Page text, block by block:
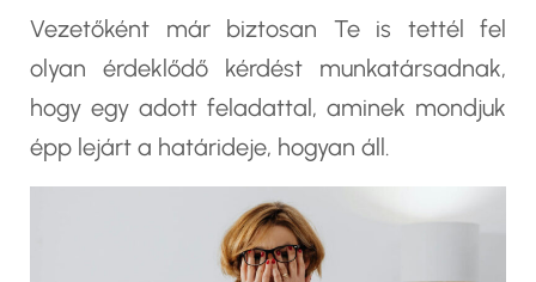
Vezetőként már biztosan Te is tettél fel
olyan érdeklődő kérdést munkatársadnak,
hogy egy adott feladattal, aminek mondjuk
épp lejárt a határideje, hogyan áll.